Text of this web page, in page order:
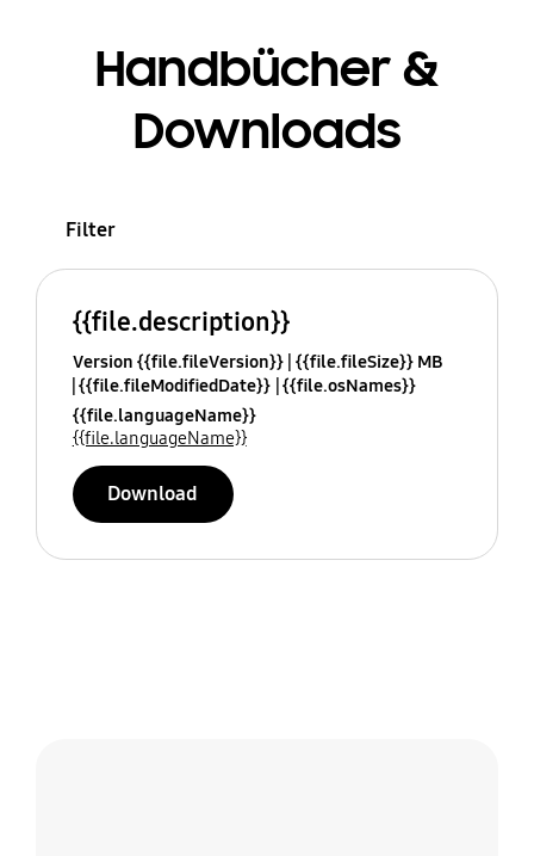
Handbücher &
Downloads
Filter
{{file.description}}
Version {{file.fileVersion}} {{file.fileSize}} MB
{{file.fileModifiedDate}} {{file.osNames}}
{{file.languageName}}
{{file.languageName}}
Download